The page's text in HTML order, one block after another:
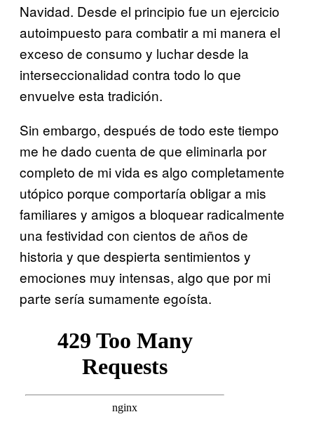
Navidad. Desde el principio fue un ejercicio
autoimpuesto para combatir a mi manera el
exceso de consumo y luchar desde la
interseccionalidad contra todo lo que
envuelve esta tradición.
Sin embargo, después de todo este tiempo
me he dado cuenta de que eliminarla por
completo de mi vida es algo completamente
utópico porque comportaría obligar a mis
familiares y amigos a bloquear radicalmente
una festividad con cientos de años de
historia y que despierta sentimientos y
emociones muy intensas, algo que por mi
parte sería sumamente egoísta.